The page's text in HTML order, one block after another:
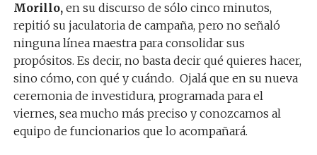
Morillo,en su discurso de sólo cinco minutos,
repitió su jaculatoria de campaña, pero no señaló
ninguna línea maestra para consolidar sus
propósitos. Es decir, no basta decir qué quieres hacer,
sino cómo, con qué y cuándo. Ojalá que en su nueva
ceremonia de investidura, programada para el
viernes, sea mucho más preciso y conozcamos al
equipo de funcionarios que lo acompañará.